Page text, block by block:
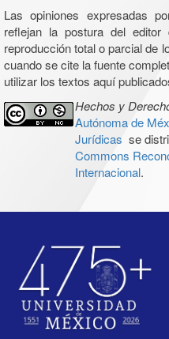
Las opiniones expresadas
reflejan la postura del
reproducción total o parcial de
cuando se cite la fuente
utilizar los textos aquí
Hechos y
Autónoma de
Jurídicas se
Commons
Internacional.